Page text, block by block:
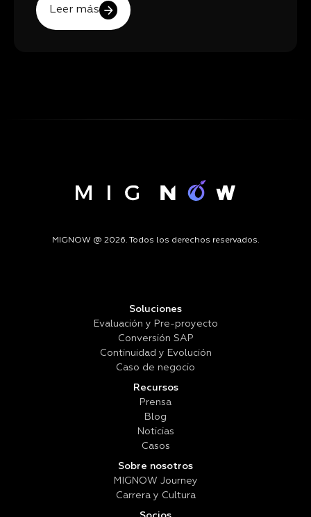
Leer más
MIGNOW @ 2026. Todos los derechos reservados.
Soluciones
Evaluación y Pre-proyecto
Conversión SAP
Continuidad y Evolución
Caso de negocio
Recursos
Prensa
Blog
Noticias
Casos
Sobre nosotros
MIGNOW Journey
Carrera y Cultura